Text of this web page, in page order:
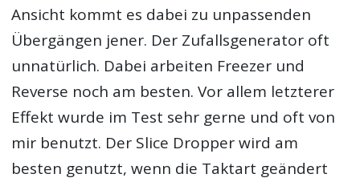
Ansicht kommt es dabei zu unpassenden
Übergängen jener. Der Zufallsgenerator oft
unnatürlich. Dabei arbeiten Freezer und
Reverse noch am besten. Vor allem letzterer
Effekt wurde im Test sehr gerne und oft von
mir benutzt. Der Slice Dropper wird am
besten genutzt, wenn die Taktart geändert